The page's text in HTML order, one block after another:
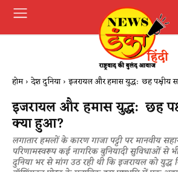
होम देश दुनिया इजरायल और हमास युद्ध: छह पक्षीय
इजरायल और हमास युद्ध: छह
क्या हुआ?
लगातार हमलों के कारण गाजा पट्टी पर मानवीय
परिणामस्वरूप कई नागरिक बुनियादी सुविधाओं से
दुनिया भर से मांग उठ रही थी कि इजरा​य​ल को युद्ध